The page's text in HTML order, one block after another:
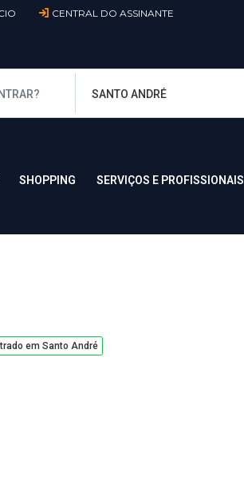
CENTRAL DO ASSINANTE
SHOPPING SERVIÇOS E PROFISSIONAIS
em Santo André